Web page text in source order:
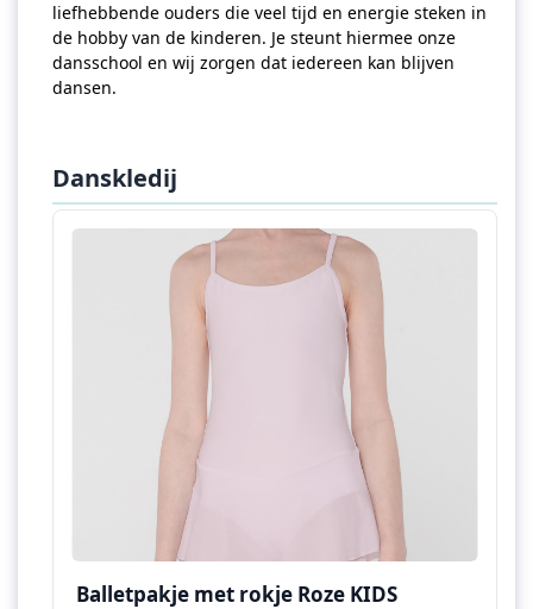
liefhebbende ouders die veel tijd en energie steken in
de hobby van de kinderen. Je steunt hiermee onze
dansschool en wij zorgen dat iedereen kan blijven
dansen.
Danskledij
Balletpakje met rokje Roze KIDS